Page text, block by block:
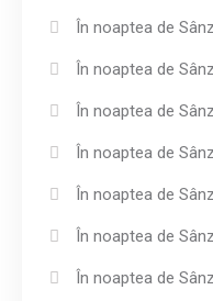
În noaptea de
În noaptea de
În noaptea de
În noaptea de
În noaptea de
În noaptea de
În noaptea de